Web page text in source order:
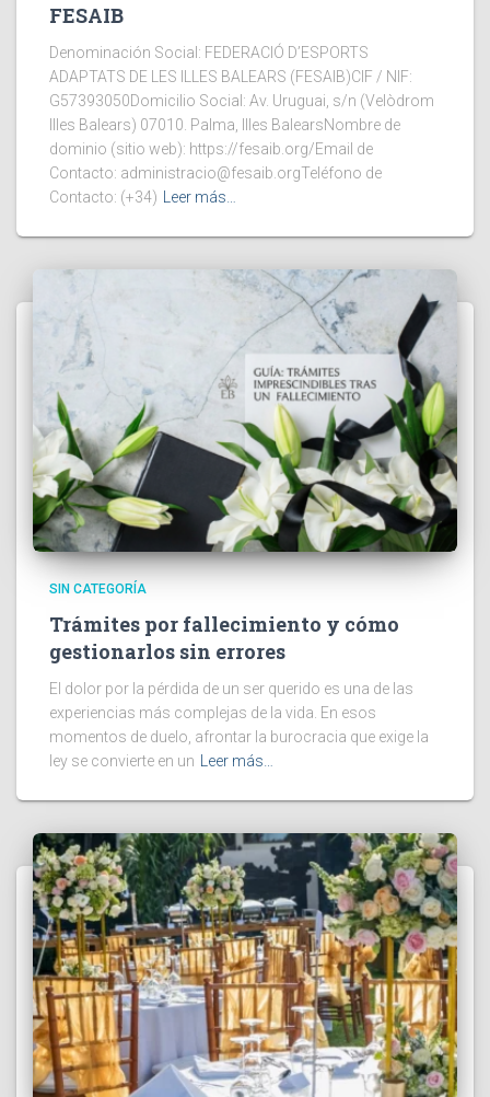
FESAIB
Denominación Social: FEDERACIÓ D’ESPORTS
ADAPTATS DE LES ILLES BALEARS (FESAIB)CIF / NIF:
G57393050Domicilio Social: Av. Uruguai, s/n (Velòdrom
Illes Balears) 07010. Palma, Illes BalearsNombre de
dominio (sitio web): https://fesaib.org/Email de
Contacto: administracio@fesaib.orgTeléfono de
Contacto: (+34)
Leer más…
SIN CATEGORÍA
Trámites por fallecimiento y cómo
gestionarlos sin errores
El dolor por la pérdida de un ser querido es una de las
experiencias más complejas de la vida. En esos
momentos de duelo, afrontar la burocracia que exige la
ley se convierte en un Leer más…